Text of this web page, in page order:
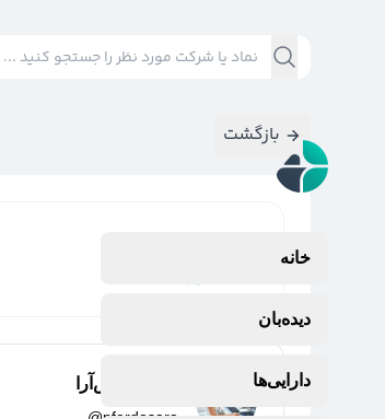
خانه
دیده‌بان
دارایی‌ها
بازگشت
پریا فردوس‌آرا